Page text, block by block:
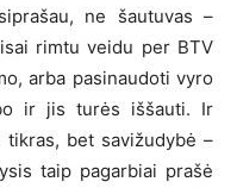
ne šautuvas –
rimtu veidu per BTV
arba pasinaudoti vyro
ir jis turės iššauti. Ir
bet savižudybė –
taip pagarbiai prašė